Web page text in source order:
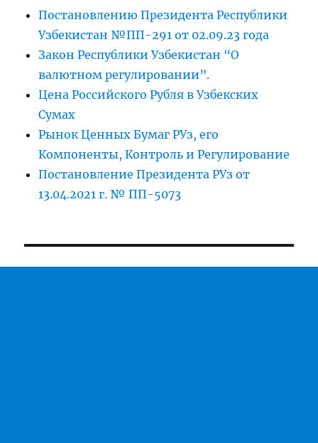
Постановлению Президента Республики
Узбекистан №ПП-291 от 02.09.23 года
Закон Республики Узбекистан “О
валютном регулировании”.
Цена Российского Рубля в Узбекских
Сумах
Рынок Ценных Бумаг РУз, его
Компоненты, Контроль и Регулирование
Постановление Президента РУз от
13.04.2021 г. № ПП-5073